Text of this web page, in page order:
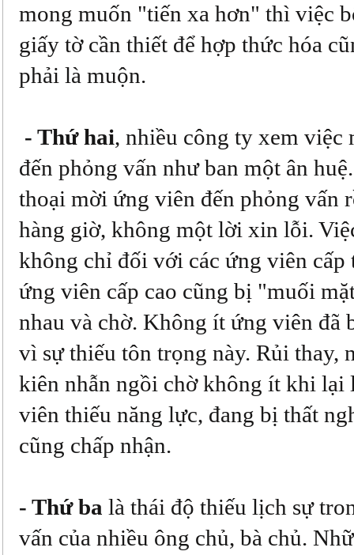
mong muốn "tiến xa hơn" thì việc
giấy tờ cần thiết để hợp thức hóa
phải là muộn.
- Thứ hai, nhiều công ty xem việc
đến phỏng vấn như ban một ân
thoại mời ứng viên đến phỏng vấn
hàng giờ, không một lời xin lỗi.
không chỉ đối với các ứng viên cấp
ứng viên cấp cao cũng bị "muối
nhau và chờ. Không ít ứng viên đã
vì sự thiếu tôn trọng này. Rủi thay,
kiên nhẫn ngồi chờ không ít khi lại
viên thiếu năng lực, đang bị thất
cũng chấp nhận.
- Thứ ba là thái độ thiếu lịch sự
vấn của nhiều ông chủ, bà chủ.